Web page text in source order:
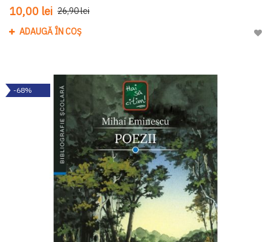
10,00 lei 26,90 lei
ADAUGĂ ÎN COȘ
-68%